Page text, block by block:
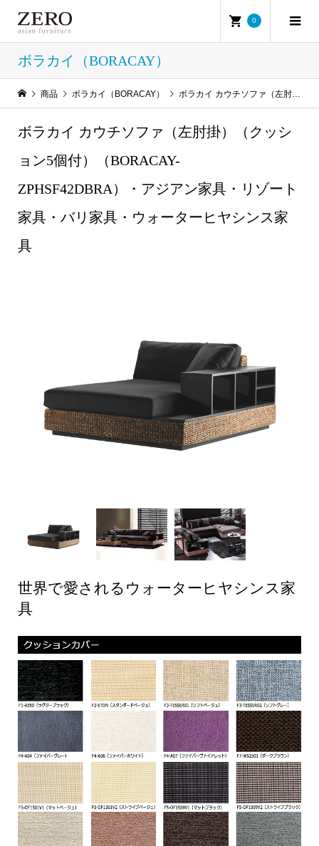
0
ボラカイ（BORACAY）
商品 ボラカイ（BORACAY） ボラカイ カウチソファ（左肘掛）（クッション5個付）（BORACAY-ZPHSF42DBRA）・アジアン家具・リゾート家具・バリ家具・ウォーターヒヤシンス家具
ボラカイ カウチソファ（左肘掛）（クッシ
ョン5個付）（BORACAY-
ZPHSF42DBRA）・アジアン家具・リゾート
家具・バリ家具・ウォーターヒヤシンス家
具
世界で愛されるウォーターヒヤシンス家
具